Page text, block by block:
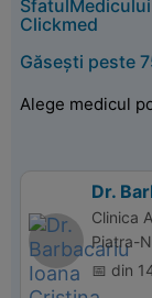
Clickmed
Găsești peste
Alege medicul
Dr.
Clinica
Piatra-
📅 din